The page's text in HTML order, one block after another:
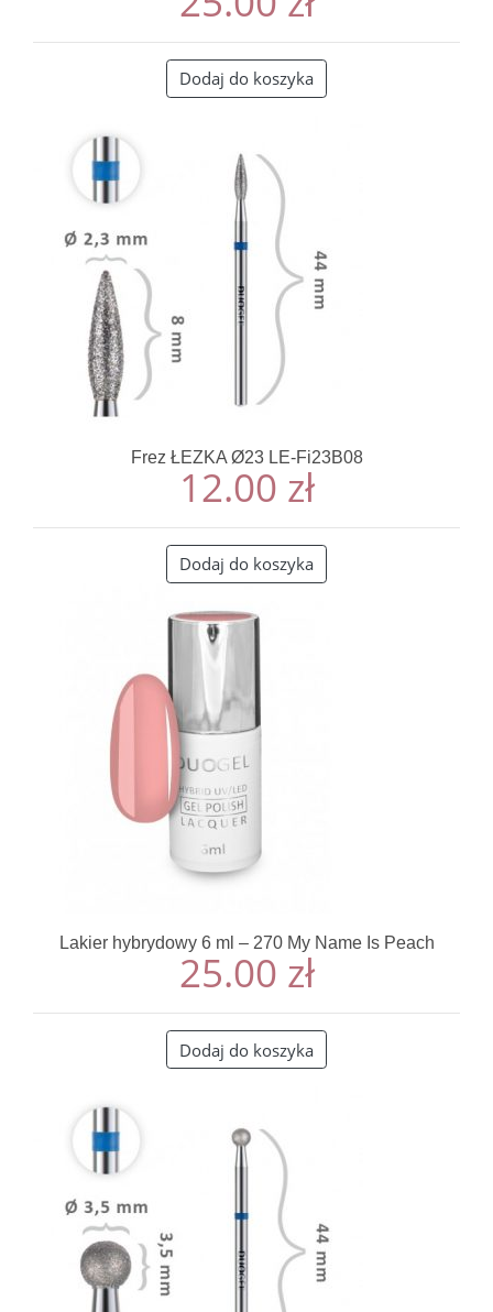
Dodaj do koszyka
Frez ŁEZKA Ø23 LE-Fi23B08
12.00 zł
Dodaj do koszyka
Lakier hybrydowy 6 ml – 270 My Name Is Peach
25.00 zł
Dodaj do koszyka